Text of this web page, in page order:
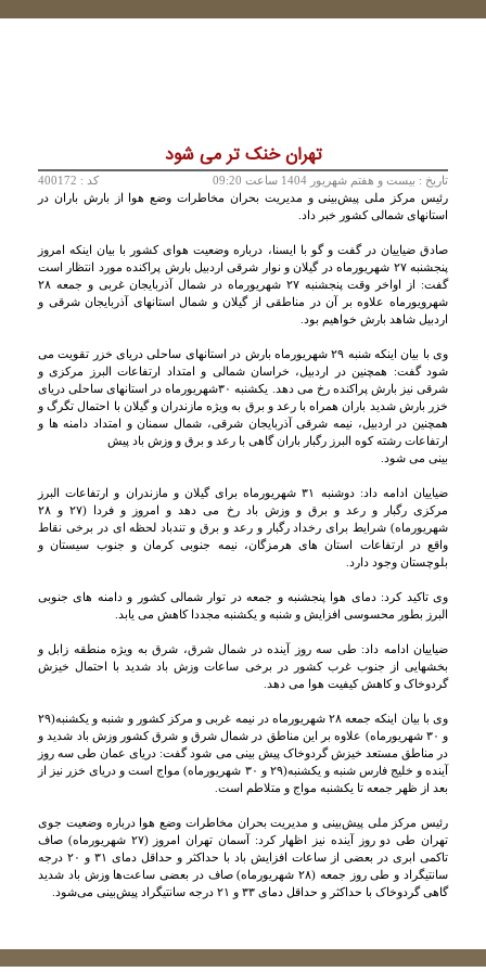
تهران خنک تر می شود
تاريخ : بيست و هفتم شهريور 1404 ساعت 09:20
کد : 400172
رئیس مرکز ملی پیش‌بینی و مدیریت بحران مخاطرات وضع هوا از بارش باران در
استانهای شمالی کشور خبر داد.
صادق ضیاییان در گفت و گو با ایسنا، درباره وضعیت هوای کشور با بیان اینکه امروز
پنجشنبه ۲۷ شهریورماه در گیلان و نوار شرقی اردبیل بارش پراکنده مورد انتظار است
گفت: از اواخر وقت پنجشنبه ۲۷ شهریورماه در شمال آذربایجان غربی و جمعه ۲۸
شهرویورماه علاوه بر آن در مناطقی از گیلان و شمال استانهای آذربایجان شرقی و
اردبیل شاهد بارش خواهیم بود.
وی با بیان اینکه شنبه ۲۹ شهریورماه بارش در استانهای ساحلی دریای خزر تقویت می
شود گفت: همچنین در اردبیل، خراسان شمالی و امتداد ارتفاعات البرز مرکزی و
شرقی نیز بارش پراکنده رخ می دهد. یکشنبه ۳۰شهریورماه در استانهای ساحلی دریای
خزر بارش شدید باران همراه با رعد و برق به ویژه مازندران و گیلان با احتمال تگرگ و
همچنین در اردبیل، نیمه شرقی آذربایجان شرقی، شمال سمنان و امتداد دامنه ها و
ارتفاعات رشته کوه البرز رگبار باران گاهی با رعد و برق و وزش باد پیش
بینی می شود.
ضیاییان ادامه داد: دوشنبه ۳۱ شهریورماه برای گیلان و مازندران و ارتفاعات البرز
مرکزی رگبار و رعد و برق و وزش باد رخ می دهد و امروز و فردا (۲۷ و ۲۸
شهریورماه) شرایط برای رخداد رگبار و رعد و برق و تندباد لحظه ای در برخی نقاط
واقع در ارتفاعات استان های هرمزگان، نیمه جنوبی کرمان و جنوب سیستان و
بلوچستان وجود دارد.
وی تاکید کرد: دمای هوا پنجشنبه و جمعه در توار شمالی کشور و دامنه های جنوبی
البرز بطور محسوسی افزایش و شنبه و یکشنبه مجددا کاهش می یابد.
ضیاییان ادامه داد: طی سه روز آینده در شمال شرق، شرق به ویژه منطقه زابل و
بخشهایی از جنوب غرب کشور در برخی ساعات وزش باد شدید با احتمال خیزش
گردوخاک و کاهش کیفیت هوا می دهد.
وی با بیان اینکه جمعه ۲۸ شهریورماه در نیمه غربی و مرکز کشور و شنبه و یکشنبه(۲۹
و ۳۰ شهریورماه) علاوه بر این مناطق در شمال شرق و شرق کشور وزش باد شدید و
در مناطق مستعد خیزش گردوخاک پیش بینی می شود گفت: دریای عمان طی سه روز
آینده و خلیج فارس شنبه و یکشنبه(۲۹ و ۳۰ شهریورماه) مواج است و دریای خزر نیز از
بعد از ظهر جمعه تا یکشنبه مواج و متلاطم است.
رئیس مرکز ملی پیش‌بینی و مدیریت بحران مخاطرات وضع هوا درباره وضعیت جوی
تهران طی دو روز آینده نیز اظهار کرد: آسمان تهران امروز (۲۷ شهریورماه) صاف
تاکمی ابری در بعضی از ساعات افزایش باد با حداکثر و حداقل دمای ۳۱ و ۲۰ درجه
سانتیگراد و طی روز جمعه (۲۸ شهریورماه) صاف در بعضی ساعت‌ها وزش باد شدید
گاهی گردوخاک با حداکثر و حداقل دمای ۳۳ و ۲۱ درجه سانتیگراد پیش‌بینی می‌شود.